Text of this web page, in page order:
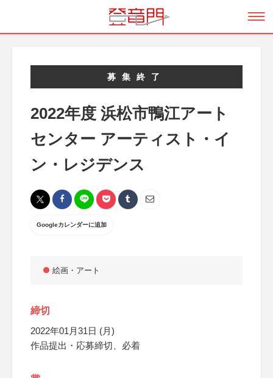
募集終了
2022年度 浜松市鴨江アート
センター アーティスト・イ
ン・レジデンス
Googleカレンダーに追加
絵画・アート
締切
2022年01月31日 (月)
作品提出・応募締切、必着